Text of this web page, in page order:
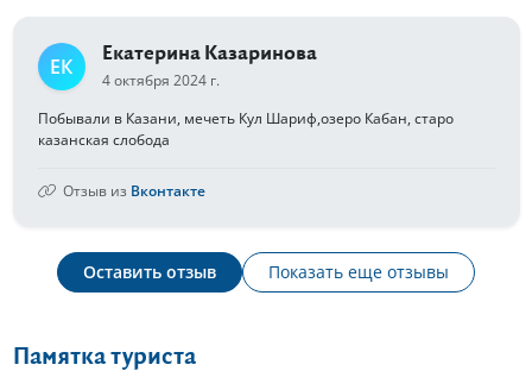
ЕК
Екатерина Казаринова
4 октября 2024 г.
Побывали в Казани, мечеть Кул Шариф,озеро Кабан, старо
казанская слобода
Отзыв из Вконтакте
Оставить отзыв Показать еще отзывы
Памятка туриста